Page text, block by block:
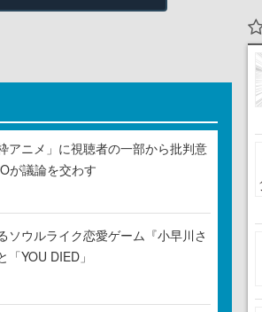
アニメ」に視聴者の一部から批判意
が議論を交わす
ソウルライク恋愛ゲーム『小早川さ
YOU DIED」